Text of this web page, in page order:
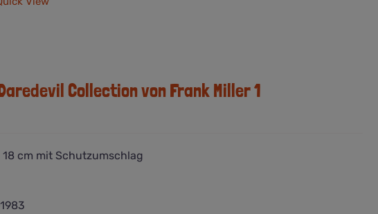
Collection von Frank Miller 1
18 cm mit Schutzumschlag